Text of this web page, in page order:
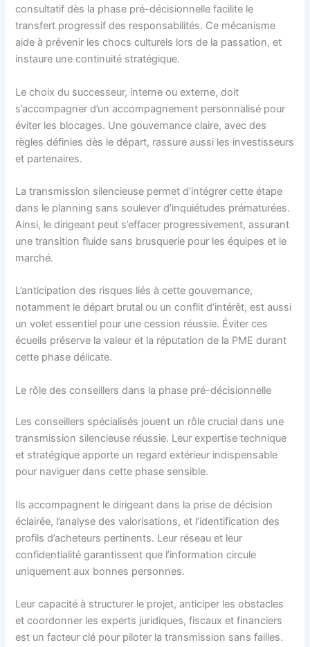
consultatif dès la phase pré-décisionnelle facilite le
transfert progressif des responsabilités. Ce mécanisme
aide à prévenir les chocs culturels lors de la passation, et
instaure une continuité stratégique.
Le choix du successeur, interne ou externe, doit
s’accompagner d’un accompagnement personnalisé pour
éviter les blocages. Une gouvernance claire, avec des
règles définies dès le départ, rassure aussi les investisseurs
et partenaires.
La transmission silencieuse permet d’intégrer cette étape
dans le planning sans soulever d’inquiétudes prématurées.
Ainsi, le dirigeant peut s’effacer progressivement, assurant
une transition fluide sans brusquerie pour les équipes et le
marché.
L’anticipation des risques liés à cette gouvernance,
notamment le départ brutal ou un conflit d’intérêt, est aussi
un volet essentiel pour une cession réussie. Éviter ces
écueils préserve la valeur et la réputation de la PME durant
cette phase délicate.
Le rôle des conseillers dans la phase pré-décisionnelle
Les conseillers spécialisés jouent un rôle crucial dans une
transmission silencieuse réussie. Leur expertise technique
et stratégique apporte un regard extérieur indispensable
pour naviguer dans cette phase sensible.
Ils accompagnent le dirigeant dans la prise de décision
éclairée, l’analyse des valorisations, et l’identification des
profils d’acheteurs pertinents. Leur réseau et leur
confidentialité garantissent que l’information circule
uniquement aux bonnes personnes.
Leur capacité à structurer le projet, anticiper les obstacles
et coordonner les experts juridiques, fiscaux et financiers
est un facteur clé pour piloter la transmission sans failles.